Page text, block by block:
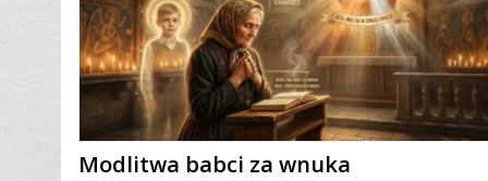
Modlitwa babci za wnuka